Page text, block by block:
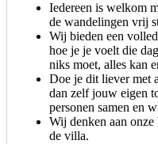
Iedereen is welkom
de wandelingen vrij
Wij bieden een
hoe je je voelt die
niks moet, alles kan
Doe je dit liever met
dan zelf jouw eigen
personen samen en
Wij denken aan
de villa.